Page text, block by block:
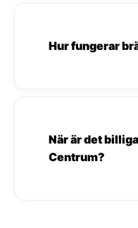
Hur fungerar
När är det
Centrum?